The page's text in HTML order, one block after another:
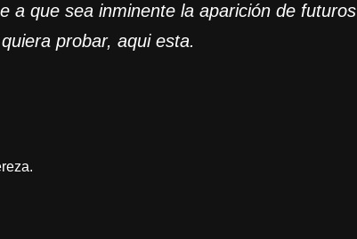
a que sea inminente la aparición de futuros
probar, aqui esta.